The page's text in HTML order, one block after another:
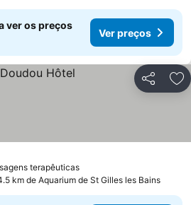
ver os preços
Ver preços
Partilhar
terapêuticas
km de Aquarium de St Gilles les Bains